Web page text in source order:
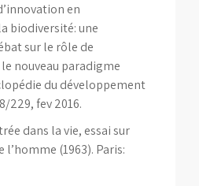
en
biodiversité: une
sur le rôle de
nouveau paradigme
du développement
229, fev 2016.
dans la vie, essai sur
l’homme (1963). Paris: